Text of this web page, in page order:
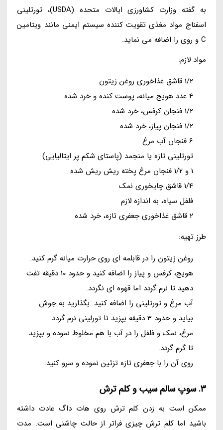
به گفته وزارت کشاورزی ایالات متحده (USDA)، تورتلینی
اسفناج مواد مغذی تقویت کننده سیستم ایمنی مانند ویتامین
C و روی را اضافه می نماید.
مواد لازم:
1/2 قاشق غذاخوری روغن زیتون
4 عدد هویج میانه، پوست کنده و خرد شده
1/2 فنجان کرفس، خرد شده
1/2 فنجان پیاز، خرد شده
6 فنجان آب مرغ
تورتلینی تازه یا منجمد (پاستای شکم پر ایتالیایی)
1 و 1/2 فنجان مرغ پخته ریش ریش شده
1/4 قاشق چایخوری نمک
فلفل سیاه، به اندازه لازم
2 قاشق غذاخوری جعفری تازه، خرد شده
طرز تهیه:
روغن زیتون را در قابلمه ای روی حرارت میانه گرم کنید.
هویج، کرفس و پیاز را اضافه کنید و حدود 10 دقیقه تفت
دهید تا نرم گردد اما قهوه ای نگردد.
آب مرغ و تورتلینی را اضافه کنید. بگذارید به جوش
بیاید و حدود 3 دقیقه بپزید تا تورلینی نرم گردد.
مرغ، نمک و فلفل را در آب با هم مخلوط نموده و بپزید
تا گرم گردد.
روی آن را با جعفری تازه تزئین نموده و سرو کنید.
3. سوپ سالم سیب و کلم ترش
ممکن است به زدن کلم ترش روی هات داگ عادت داشته
باشید اما کلم ترش چیزی فراتر از حالت چاشنی است. مدت